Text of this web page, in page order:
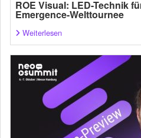
ROE Visual: LED-Technik
Emergence-Welttournee
Weiterlesen